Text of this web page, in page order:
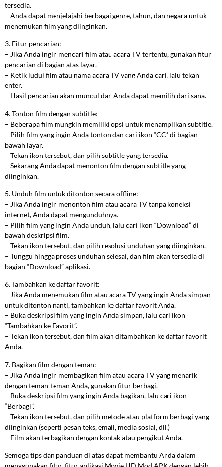
tersedia.
– Anda dapat menjelajahi berbagai genre, tahun, dan negara untuk
menemukan film yang diinginkan.
3. Fitur pencarian:
– Jika Anda ingin mencari film atau acara TV tertentu, gunakan fitur
pencarian di bagian atas layar.
– Ketik judul film atau nama acara TV yang Anda cari, lalu tekan
enter.
– Hasil pencarian akan muncul dan Anda dapat memilih dari sana.
4. Tonton film dengan subtitle:
– Beberapa film mungkin memiliki opsi untuk menampilkan subtitle.
– Pilih film yang ingin Anda tonton dan cari ikon “CC” di bagian
bawah layar.
– Tekan ikon tersebut, dan pilih subtitle yang tersedia.
– Sekarang Anda dapat menonton film dengan subtitle yang
diinginkan.
5. Unduh film untuk ditonton secara offline:
– Jika Anda ingin menonton film atau acara TV tanpa koneksi
internet, Anda dapat mengunduhnya.
– Pilih film yang ingin Anda unduh, lalu cari ikon “Download” di
bawah deskripsi film.
– Tekan ikon tersebut, dan pilih resolusi unduhan yang diinginkan.
– Tunggu hingga proses unduhan selesai, dan film akan tersedia di
bagian “Download” aplikasi.
6. Tambahkan ke daftar favorit:
– Jika Anda menemukan film atau acara TV yang ingin Anda simpan
untuk ditonton nanti, tambahkan ke daftar favorit Anda.
– Buka deskripsi film yang ingin Anda simpan, lalu cari ikon
“Tambahkan ke Favorit”.
– Tekan ikon tersebut, dan film akan ditambahkan ke daftar favorit
Anda.
7. Bagikan film dengan teman:
– Jika Anda ingin membagikan film atau acara TV yang menarik
dengan teman-teman Anda, gunakan fitur berbagi.
– Buka deskripsi film yang ingin Anda bagikan, lalu cari ikon
“Berbagi”.
– Tekan ikon tersebut, dan pilih metode atau platform berbagi yang
diinginkan (seperti pesan teks, email, media sosial, dll.)
– Film akan terbagikan dengan kontak atau pengikut Anda.
Semoga tips dan panduan di atas dapat membantu Anda dalam